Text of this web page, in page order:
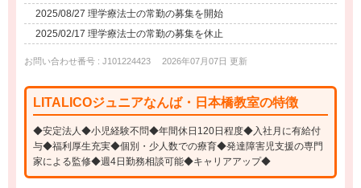
2025/08/27 理学療法士の常勤の募集を開始
2025/02/17 理学療法士の常勤の募集を休止
お問い合わせ番号 : J101224423 2026年07月07日 更新
LITALICOジュニアなんば・日本橋教室の特徴
◆安定法人◆小児経験不問◆年間休日120日程度◆入社月に有給付
与◆福利厚生充実◆個別・少人数での療育◆発達障害児支援の専門
家による監修◆週4日勤務相談可能◆キャリアアップ◆